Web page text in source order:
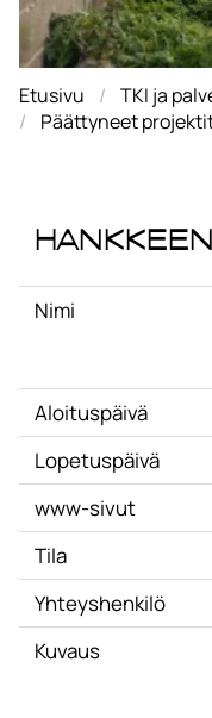
Etusivu TKI ja
Päättyneet
Nimi
Aloituspäivä
Lopetuspäivä
www-sivut
Tila
Yhteyshenkilö
Kuvaus